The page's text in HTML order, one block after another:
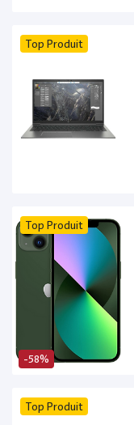
Top Produit
-58%
Top Produit
Top Produit